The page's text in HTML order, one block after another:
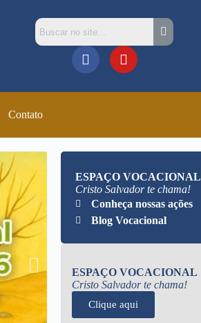
Contato
ESPAÇO VOCACIONAL
Cristo Salvador te chama!
Conheça nossas ações
Blog Vocacional
ESPAÇO VOCACIONAL
Cristo Salvador te chama!
Clique aqui